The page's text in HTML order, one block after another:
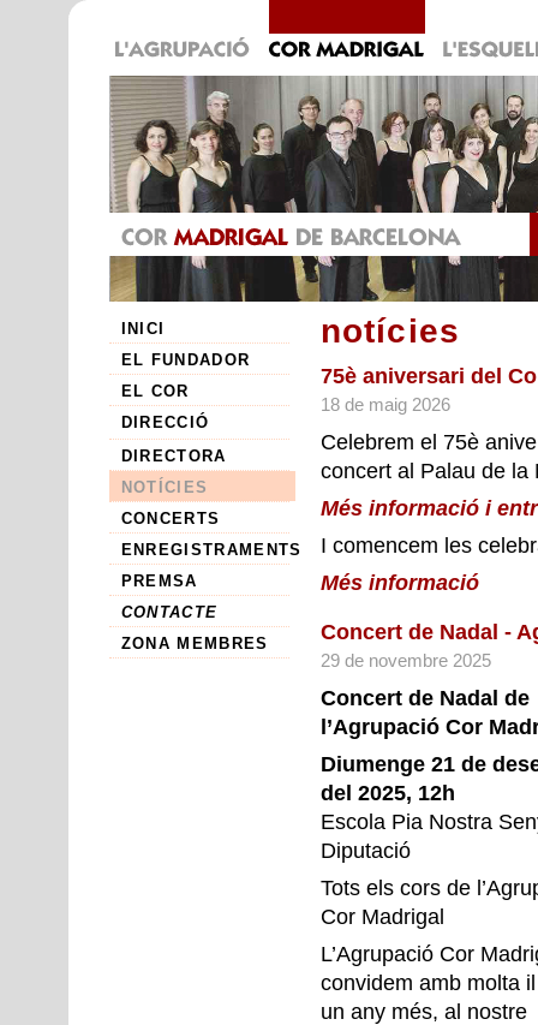
INICI
EL FUNDADOR
EL COR
DIRECCIÓ
DIRECTORA
NOTÍCIES
CONCERTS
ENREGISTRAMENTS
PREMSA
CONTACTE
ZONA MEMBRES
notícies
75è aniversari del
18 de maig 2026
Celebrem el 75è
concert al Palau de la
Més informació i
I comencem les
Més informació
Concert de Nadal -
29 de novembre 2025
Concert de Nadal de
l’Agrupació Cor
Diumenge 21 de
del 2025, 12h
Escola Pia Nostra
Diputació
Tots els cors de
Cor Madrigal
L’Agrupació Cor
convidem amb molta
un any més, al nostre